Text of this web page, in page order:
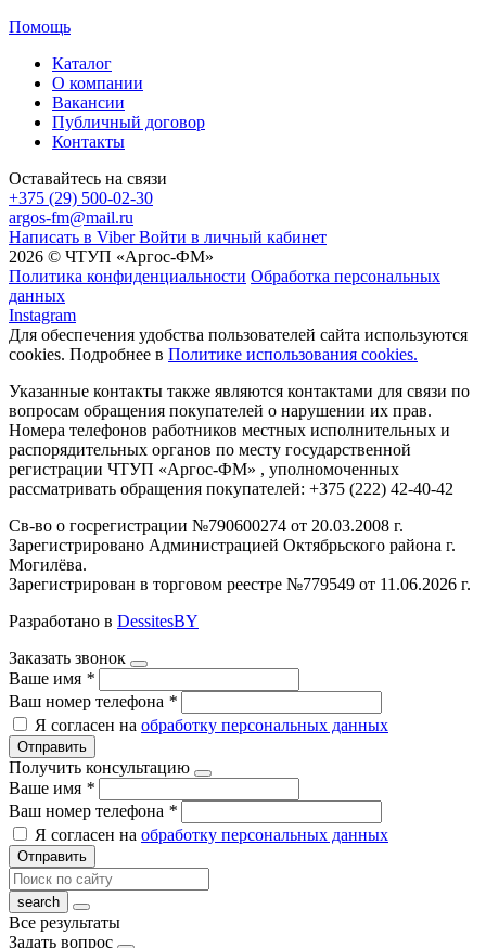
Помощь
Каталог
О компании
Вакансии
Публичный договор
Контакты
Оставайтесь на связи
+375 (29) 500-02-30
argos-fm@mail.ru
Написать в Viber Войти в личный кабинет
2026 © ЧТУП «Аргос-ФМ»
Политика конфиденциальности Обработка персональных
данных
Instagram
Для обеспечения удобства пользователей сайта используются
cookies. Подробнее в Политике использования cookies.
Указанные контакты также являются контактами для связи по
вопросам обращения покупателей о нарушении их прав.
Номера телефонов работников местных исполнительных и
распорядительных органов по месту государственной
регистрации ЧТУП «Аргос-ФМ» , уполномоченных
рассматривать обращения покупателей: +375 (222) 42-40-42
Св-во о госрегистрации №790600274 от 20.03.2008 г.
Зарегистрировано Администрацией Октябрьского района г.
Могилёва.
Зарегистрирован в торговом реестре №779549 от 11.06.2026 г.
Разработано в DessitesBY
Заказать звонок
Ваше имя *
Ваш номер телефона *
Я согласен на обработку персональных данных
Отправить
Получить консультацию
Ваше имя *
Ваш номер телефона *
Я согласен на обработку персональных данных
Отправить
Все результаты
Задать вопрос